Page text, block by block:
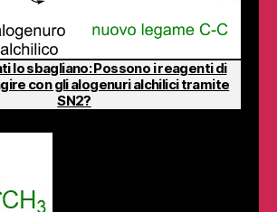
lo sbagliano: Possono i reagenti di
con gli alogenuri alchilici tramite
SN2?